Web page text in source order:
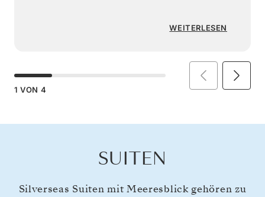
WEITERLESEN
1 VON 4
SUITEN
Silverseas Suiten mit Meeresblick gehören zu